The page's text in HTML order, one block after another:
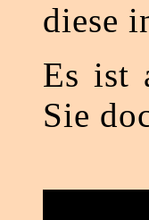
diese
Es ist
Sie